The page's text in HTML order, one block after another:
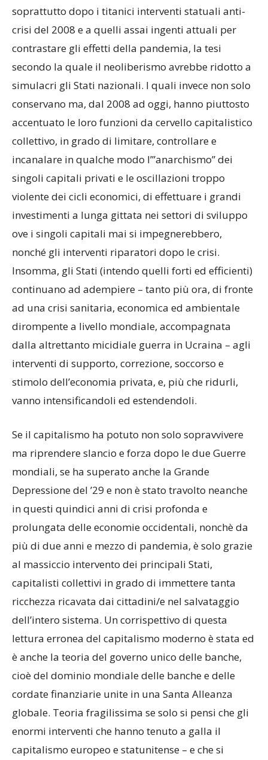
soprattutto dopo i titanici interventi statuali anti-
crisi del 2008 e a quelli assai ingenti attuali per
contrastare gli effetti della pandemia, la tesi
secondo la quale il neoliberismo avrebbe ridotto a
simulacri gli Stati nazionali. I quali invece non solo
conservano ma, dal 2008 ad oggi, hanno piuttosto
accentuato le loro funzioni da cervello capitalistico
collettivo, in grado di limitare, controllare e
incanalare in qualche modo l’”anarchismo” dei
singoli capitali privati e le oscillazioni troppo
violente dei cicli economici, di effettuare i grandi
investimenti a lunga gittata nei settori di sviluppo
ove i singoli capitali mai si impegnerebbero,
nonché gli interventi riparatori dopo le crisi.
Insomma, gli Stati (intendo quelli forti ed efficienti)
continuano ad adempiere – tanto più ora, di fronte
ad una crisi sanitaria, economica ed ambientale
dirompente a livello mondiale, accompagnata
dalla altrettanto micidiale guerra in Ucraina – agli
interventi di supporto, correzione, soccorso e
stimolo dell’economia privata, e, più che ridurli,
vanno intensificandoli ed estendendoli.
Se il capitalismo ha potuto non solo sopravvivere
ma riprendere slancio e forza dopo le due Guerre
mondiali, se ha superato anche la Grande
Depressione del ’29 e non è stato travolto neanche
in questi quindici anni di crisi profonda e
prolungata delle economie occidentali, nonchè da
più di due anni e mezzo di pandemia, è solo grazie
al massiccio intervento dei principali Stati,
capitalisti collettivi in grado di immettere tanta
ricchezza ricavata dai cittadini/e nel salvataggio
dell’intero sistema. Un corrispettivo di questa
lettura erronea del capitalismo moderno è stata ed
è anche la teoria del governo unico delle banche,
cioè del dominio mondiale delle banche e delle
cordate finanziarie unite in una Santa Alleanza
globale. Teoria fragilissima se solo si pensi che gli
enormi interventi che hanno tenuto a galla il
capitalismo europeo e statunitense – e che si